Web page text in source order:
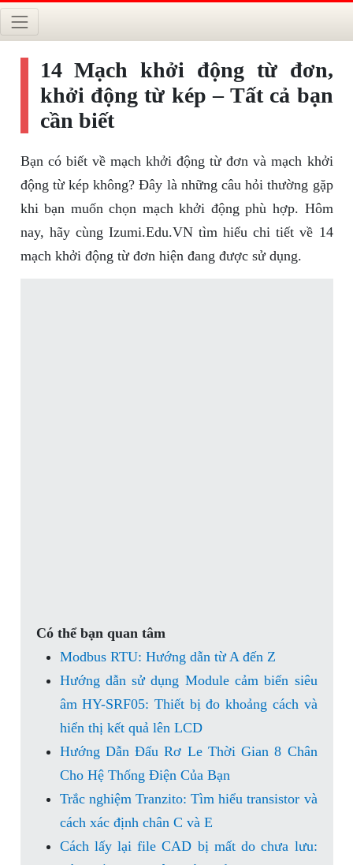
14 Mạch khởi động từ đơn,
khởi động từ kép – Tất cả bạn
cần biết
Bạn có biết về mạch khởi động từ đơn và mạch khởi
động từ kép không? Đây là những câu hỏi thường gặp
khi bạn muốn chọn mạch khởi động phù hợp. Hôm
nay, hãy cùng Izumi.Edu.VN tìm hiểu chi tiết về 14
mạch khởi động từ đơn hiện đang được sử dụng.
Có thể bạn quan tâm
Modbus RTU: Hướng dẫn từ A đến Z
Hướng dẫn sử dụng Module cảm biến siêu
âm HY-SRF05: Thiết bị đo khoảng cách và
hiển thị kết quả lên LCD
Hướng Dẫn Đấu Rơ Le Thời Gian 8 Chân
Cho Hệ Thống Điện Của Bạn
Trắc nghiệm Tranzito: Tìm hiểu transistor và
cách xác định chân C và E
Cách lấy lại file CAD bị mất do chưa lưu: